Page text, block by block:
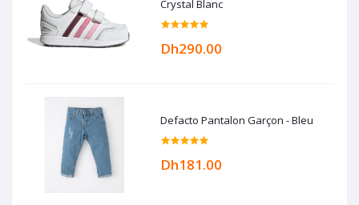
Crystal Blanc
Dh290.00
Defacto Pantalon Garçon - Bleu
Dh181.00